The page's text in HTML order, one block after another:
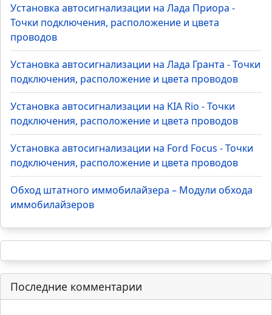
Установка автосигнализации на Лада Приора -
Точки подключения, расположение и цвета
проводов
Установка автосигнализации на Лада Гранта - Точки
подключения, расположение и цвета проводов
Установка автосигнализации на KIA Rio - Точки
подключения, расположение и цвета проводов
Установка автосигнализации на Ford Focus - Точки
подключения, расположение и цвета проводов
Обход штатного иммобилайзера – Модули обхода
иммобилайзеров
Последние комментарии